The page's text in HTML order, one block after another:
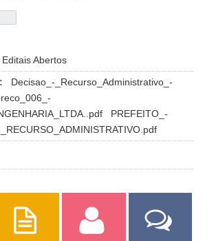
Editais Abertos
Decisao_-_Recurso_Administrativo_-
PREFEITO_-